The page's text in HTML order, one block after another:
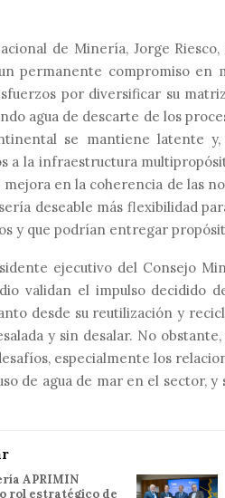
de Minería, Jorge Riesco,
permanente compromiso en
por diversificar su
agua de descarte de los
se mantiene latente
a la infraestructura
en la coherencia de las
deseable más flexibilidad
y que podrían entregar
ejecutivo del Consejo
validan el impulso decidido
desde su reutilización y
y sin desalar. No
especialmente los
de agua de mar en el sector,
APRIMIN
rol estratégico de